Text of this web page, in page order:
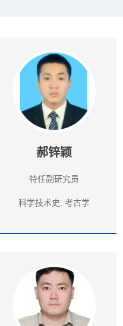
郝锌颖
特任副研究员
科学技术史. 考古学